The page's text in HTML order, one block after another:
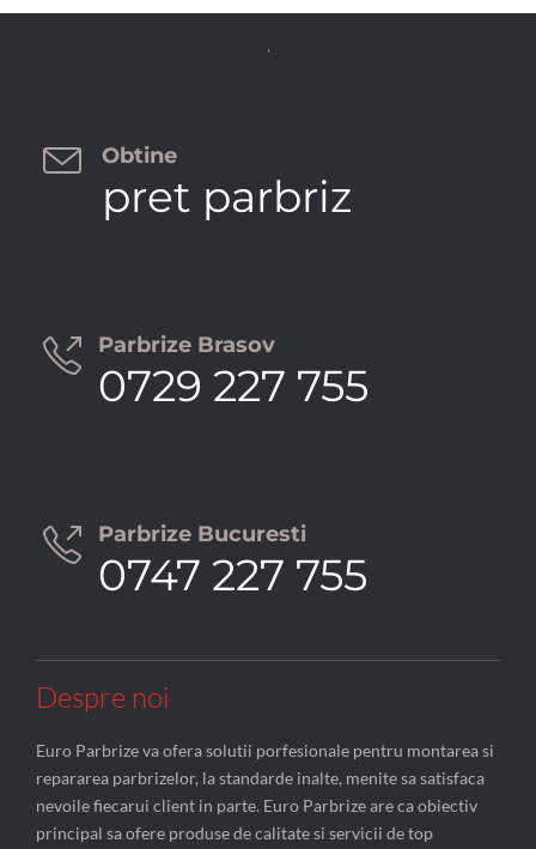
 Obtine
pret parbriz
 Parbrize Brasov
0729 227 755
 Parbrize Bucuresti
0747 227 755
Despre noi
Euro Parbrize va ofera solutii porfesionale pentru montarea si
repararea parbrizelor, la standarde inalte, menite sa satisfaca
nevoile fiecarui client in parte. Euro Parbrize are ca obiectiv
principal sa ofere produse de calitate si servicii de top